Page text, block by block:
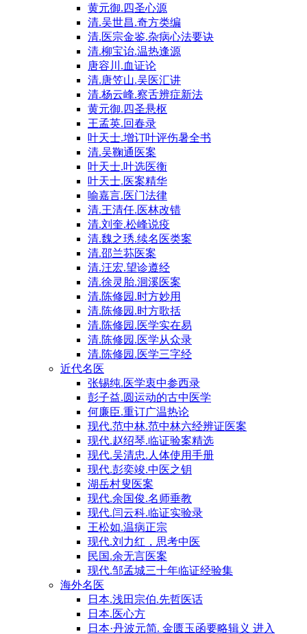
黄元御.四圣心源
清.吴世昌.奇方类编
清.医宗金鉴.杂病心法要诀
清.柳宝诒.温热逢源
唐容川.血证论
清.唐笠山.吴医汇讲
清.杨云峰.察舌辨症新法
黄元御.四圣悬枢
王孟英.回春录
叶天士.增订叶评伤暑全书
清.吴鞠通医案
叶天士.叶选医衡
叶天士.医案精华
喻嘉言.医门法律
清.王清任.医林改错
清.刘奎.松峰说疫
清.魏之琇.续名医类案
清.邵兰荪医案
清.汪宏.望诊遵经
清.徐灵胎.洄溪医案
清.陈修园.时方妙用
清.陈修园.时方歌括
清.陈修园.医学实在易
清.陈修园.医学从众录
清.陈修园.医学三字经
近代名医
张锡纯.医学衷中参西录
彭子益.圆运动的古中医学
何廉臣.重订广温热论
现代.范中林.范中林六经辨证医案
现代.赵绍琴.临证验案精选
现代.吴清忠.人体使用手册
现代.彭奕竣.中医之钥
湖岳村叟医案
现代.余国俊.名师垂教
现代.闫云科.临证实验录
王松如.温病正宗
现代.刘力红，思考中医
民国.余无言医案
现代.邹孟城三十年临证经验集
海外名医
日本.浅田宗伯.先哲医话
日本.医心方
日本·丹波元简. 金匮玉函要略辑义 进入